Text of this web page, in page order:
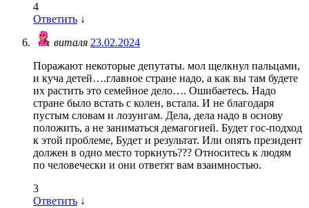
4
Ответить ↓
виталя 23.02.2024
Поражают некоторые депутаты. мол щелкнул пальцами,
и куча детей….главное стране надо, а как вы там будете
их растить это семейное дело…. Ошибаетесь. Надо
стране было встать с колен, встала. И не благодаря
пустым словам и лозунгам. Дела, дела надо в основу
положить, а не заниматься демагогией. Будет гос-подход
к этой проблеме, Будет и результат. Или опять президент
должен в одно место торкнуть??? Относитесь к людям
по человечески и они ответят вам взаимностью.
3
Ответить ↓